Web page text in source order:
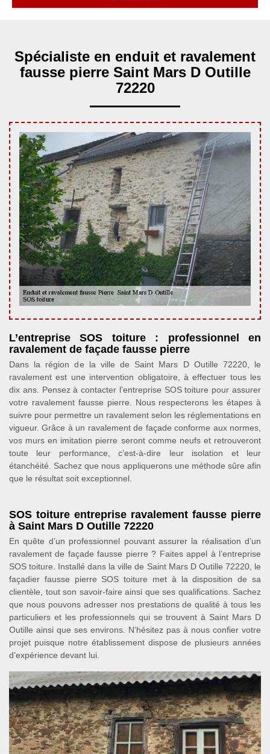
Spécialiste en enduit et ravalement
fausse pierre Saint Mars D Outille
72220
L’entreprise SOS toiture : professionnel en
ravalement de façade fausse pierre
Dans la région de la ville de Saint Mars D Outille 72220, le
ravalement est une intervention obligatoire, à effectuer tous les
dix ans. Pensez à contacter l’entreprise SOS toiture pour assurer
votre ravalement fausse pierre. Nous respecterons les étapes à
suivre pour permettre un ravalement selon les réglementations en
vigueur. Grâce à un ravalement de façade conforme aux normes,
vos murs en imitation pierre seront comme neufs et retrouveront
toute leur performance, c’est-à-dire leur isolation et leur
étanchéité. Sachez que nous appliquerons une méthode sûre afin
que le résultat soit exceptionnel.
SOS toiture entreprise ravalement fausse pierre
à Saint Mars D Outille 72220
En quête d’un professionnel pouvant assurer la réalisation d’un
ravalement de façade fausse pierre ? Faites appel à l’entreprise
SOS toiture. Installé dans la ville de Saint Mars D Outille 72220, le
façadier fausse pierre SOS toiture met à la disposition de sa
clientèle, tout son savoir-faire ainsi que ses qualifications. Sachez
que nous pouvons adresser nos prestations de qualité à tous les
particuliers et les professionnels qui se trouvent à Saint Mars D
Outille ainsi que ses environs. N’hésitez pas à nous confier votre
projet puisque notre établissement dispose de plusieurs années
d’expérience devant lui.